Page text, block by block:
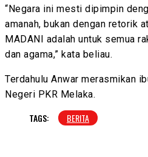
“Negara ini mesti dipimpin
amanah, bukan dengan retorik
MADANI adalah untuk semua
dan agama,” kata beliau.
Terdahulu Anwar merasmikan
Negeri PKR Melaka.
TAGS: BERITA